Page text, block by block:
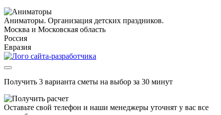
Аниматоры. Организация детских праздников.
Москва и Московская область
Россия
Евразия
Получить 3 варианта сметы на выбор за 30 минут
Оставьте свой телефон и наши менеджеры уточнят у вас все